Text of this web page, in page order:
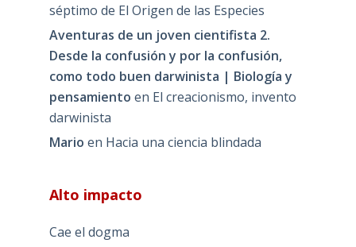
séptimo de El Origen de las Especies
Aventuras de un joven cientifista 2.
Desde la confusión y por la confusión,
como todo buen darwinista | Biología y
pensamiento en El creacionismo, invento
darwinista
Mario en Hacia una ciencia blindada
Alto impacto
Cae el dogma